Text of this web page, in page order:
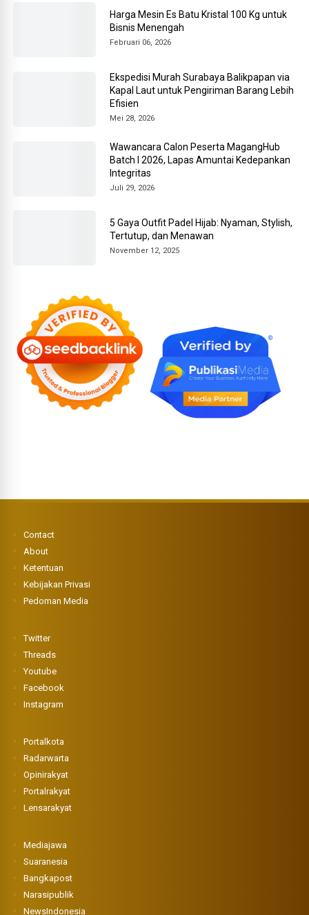
Harga Mesin Es Batu Kristal 100 Kg untuk
Bisnis Menengah
Februari 06, 2026
Ekspedisi Murah Surabaya Balikpapan via
Kapal Laut untuk Pengiriman Barang Lebih
Efisien
Mei 28, 2026
Wawancara Calon Peserta MagangHub
Batch I 2026, Lapas Amuntai Kedepankan
Integritas
Juli 29, 2026
5 Gaya Outfit Padel Hijab: Nyaman, Stylish,
Tertutup, dan Menawan
November 12, 2025
Contact
About
Ketentuan
Kebijakan Privasi
Pedoman Media
Twitter
Threads
Youtube
Facebook
Instagram
Portalkota
Radarwarta
Opinirakyat
Portalrakyat
Lensarakyat
Mediajawa
Suaranesia
Bangkapost
Narasipublik
NewsIndonesia